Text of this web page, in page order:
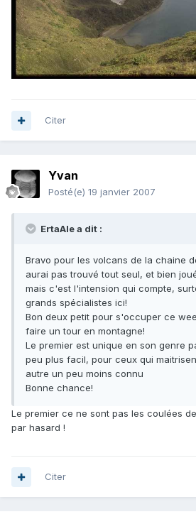
Citer
Yvan
Posté(e) 19 janvier 2007
ErtaAle a dit :
Bravo pour les volcans de la chaine
aurai pas trouvé tout seul, et bien
mais c'est l'intension qui compte,
grands spécialistes ici!
Bon deux petit pour s'occuper ce
faire un tour en montagne!
Le premier est unique en son genre
peu plus facil, pour ceux qui
autre un peu moins connu
Bonne chance!
Le premier ce ne sont pas les coulées
par hasard !
Citer